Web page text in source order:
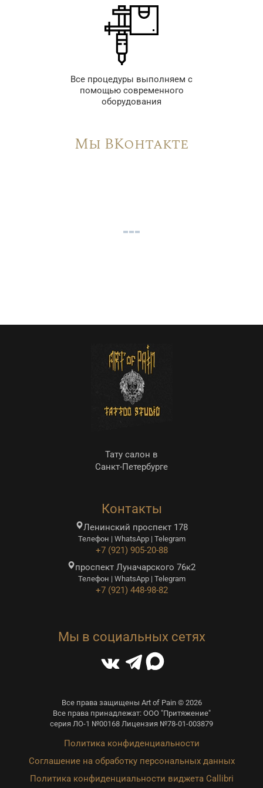
Все процедуры выполняем с
помощью современного
оборудования
Мы ВКонтакте
Тату салон в
Санкт-Петербурге
Контакты
Ленинский проспект 178
Телефон | WhatsApp | Telegram
+7 (921) 905-20-88
проспект Луначарского 76к2
Телефон | WhatsApp | Telegram
+7 (921) 448-98-82
Мы в социальных сетях
Все права защищены Art of Pain © 2026
Все права принадлежат: ООО "Притяжение"
серия ЛО-1 №00168 Лицензия №78-01-003879
Политика конфиденциальности
Соглашение на обработку персональных данных
Политика конфиденциальности виджета Callibri